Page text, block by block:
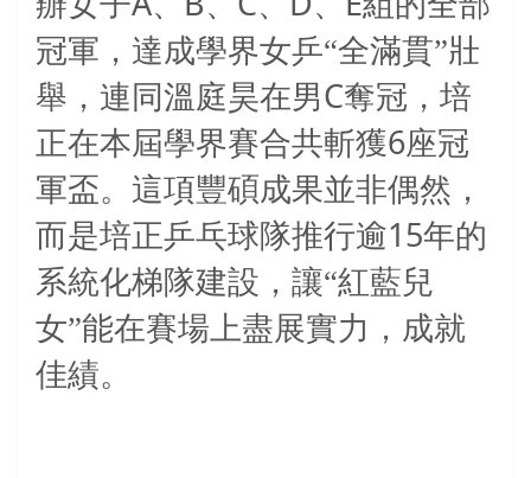
冠軍，達成學界女乒“全滿貫”壯
舉，連同溫庭昊在男C奪冠，培
正在本屆學界賽合共斬獲6座冠
軍盃。這項豐碩成果並非偶然，
而是培正乒乓球隊推行逾15年的
系統化梯隊建設，讓“紅藍兒
女”能在賽場上盡展實力，成就
佳績。